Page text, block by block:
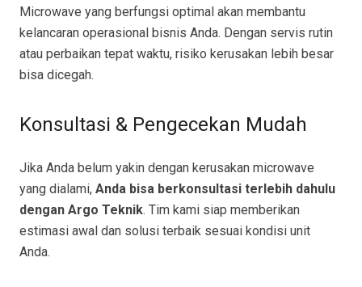
Microwave yang berfungsi optimal akan membantu
kelancaran operasional bisnis Anda. Dengan servis rutin
atau perbaikan tepat waktu, risiko kerusakan lebih besar
bisa dicegah.
Konsultasi & Pengecekan Mudah
Jika Anda belum yakin dengan kerusakan microwave
yang dialami, Anda bisa berkonsultasi terlebih dahulu
dengan Argo Teknik. Tim kami siap memberikan
estimasi awal dan solusi terbaik sesuai kondisi unit
Anda.